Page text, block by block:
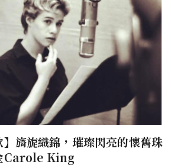
】旖旎織錦，璀璨閃亮的懷舊珠
Carole King